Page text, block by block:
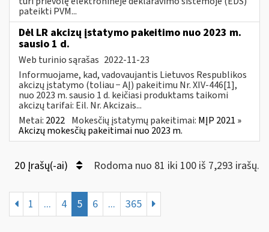
pateikti PVM...
Dėl LR akcizų įstatymo pakeitimo nuo 2023 m.
sausio 1 d.
Web turinio sąrašas 2022-11-23
Informuojame, kad, vadovaujantis Lietuvos Respublikos
akcizų įstatymo (toliau − AĮ) pakeitimu Nr. XIV-446[1],
nuo 2023 m. sausio 1 d. keičiasi produktams taikomi
akcizų tarifai: Eil. Nr. Akcizais...
Metai: 2022 Mokesčių įstatymų pakeitimai: MĮP 2021 »
Akcizų mokesčių pakeitimai nuo 2023 m.
20 Įrašų(-ai) Rodoma nuo 81 iki 100 iš 7,293 irašų.
1 ... 4 5 6 ... 365